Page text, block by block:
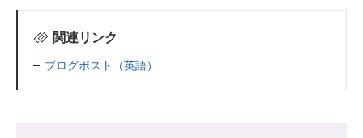
関連リンク
ブログポスト（英語）